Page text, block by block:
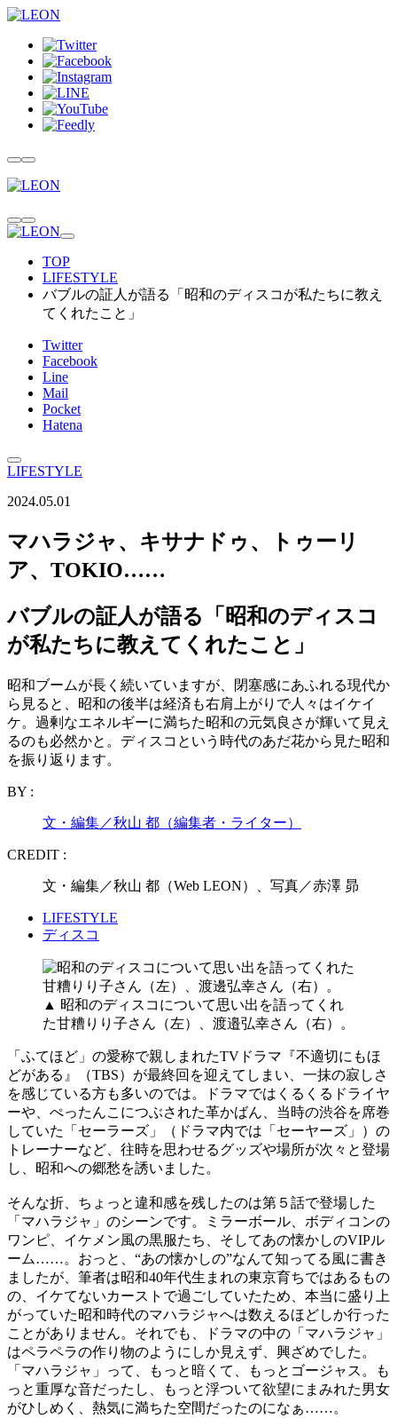
TOP
LIFESTYLE
バブルの証人が語る「昭和のディスコが私たちに教え
てくれたこと」
Twitter
Facebook
Line
Mail
Pocket
Hatena
LIFESTYLE
2024.05.01
マハラジャ、キサナドゥ、トゥーリ
ア、TOKIO……
バブルの証人が語る「昭和のディスコ
が私たちに教えてくれたこと」
昭和ブームが長く続いていますが、閉塞感にあふれる現代か
ら見ると、昭和の後半は経済も右肩上がりで人々はイケイ
ケ。過剰なエネルギーに満ちた昭和の元気良さが輝いて見え
るのも必然かと。ディスコという時代のあだ花から見た昭和
を振り返ります。
BY :
文・編集／秋山 都（編集者・ライター）
CREDIT :
文・編集／秋山 都（Web LEON）、写真／赤澤 昴
LIFESTYLE
ディスコ
▲ 昭和のディスコについて思い出を語ってくれ
た甘糟りり子さん（左）、渡邉弘幸さん（右）。
「ふてほど」の愛称で親しまれたTVドラマ『不適切にもほ
どがある』（TBS）が最終回を迎えてしまい、一抹の寂しさ
を感じている方も多いのでは。ドラマではくるくるドライヤ
ーや、ぺったんこにつぶされた革かばん、当時の渋谷を席巻
していた「セーラーズ」（ドラマ内では「セーヤーズ」）の
トレーナーなど、往時を思わせるグッズや場所が次々と登場
し、昭和への郷愁を誘いました。
そんな折、ちょっと違和感を残したのは第５話で登場した
「マハラジャ」のシーンです。ミラーボール、ボディコンの
ワンピ、イケメン風の黒服たち、そしてあの懐かしのVIPル
ーム……。おっと、“あの懐かしの”なんて知ってる風に書き
ましたが、筆者は昭和40年代生まれの東京育ちではあるもの
の、イケてないカーストで過ごしていたため、本当に盛り上
がっていた昭和時代のマハラジャへは数えるほどしか行った
ことがありません。それでも、ドラマの中の「マハラジャ」
はペラペラの作り物のようにしか見えず、興ざめでした。
「マハラジャ」って、もっと暗くて、もっとゴージャス。も
っと重厚な音だったし、もっと浮ついて欲望にまみれた男女
がひしめく、熱気に満ちた空間だったのになぁ……。